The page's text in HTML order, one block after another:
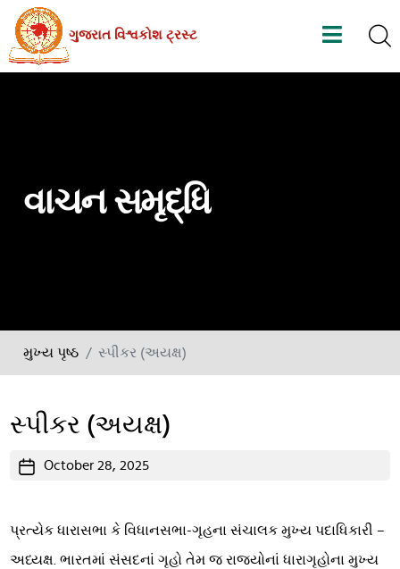
Skip
the
ગુજરાત વિશ્વકોશ ટ્રસ્ટ
વાચન સમૃદ્ધિ
મુખ્ય પૃષ્ઠ સ્પીકર (અયક્ષ)
સ્પીકર (અયક્ષ)
PostOctober 28, 2025
પ્રત્યેક ધારાસભા કે વિધાનસભા-ગૃહના સંચાલક મુખ્ય પદાધિકારી –
અધ્યક્ષ. ભારતમાં સંસદનાં ગૃહો તેમ જ રાજ્યોનાં ધારાગૃહોના મુખ્ય